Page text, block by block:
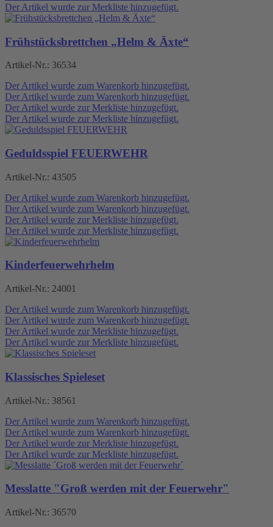
Der Artikel wurde zur Merkliste hinzugefügt.
Frühstücksbrettchen „Helm & Äxte“
Artikel-Nr.: 36534
Der Artikel wurde zum Warenkorb hinzugefügt.
Der Artikel wurde zum Warenkorb hinzugefügt.
Der Artikel wurde zur Merkliste hinzugefügt.
Der Artikel wurde zur Merkliste hinzugefügt.
Geduldsspiel FEUERWEHR
Artikel-Nr.: 43505
Der Artikel wurde zum Warenkorb hinzugefügt.
Der Artikel wurde zum Warenkorb hinzugefügt.
Der Artikel wurde zur Merkliste hinzugefügt.
Der Artikel wurde zur Merkliste hinzugefügt.
Kinderfeuerwehrhelm
Artikel-Nr.: 24001
Der Artikel wurde zum Warenkorb hinzugefügt.
Der Artikel wurde zum Warenkorb hinzugefügt.
Der Artikel wurde zur Merkliste hinzugefügt.
Der Artikel wurde zur Merkliste hinzugefügt.
Klassisches Spieleset
Artikel-Nr.: 38561
Der Artikel wurde zum Warenkorb hinzugefügt.
Der Artikel wurde zum Warenkorb hinzugefügt.
Der Artikel wurde zur Merkliste hinzugefügt.
Der Artikel wurde zur Merkliste hinzugefügt.
Messlatte "Groß werden mit der Feuerwehr"
Artikel-Nr.: 36570